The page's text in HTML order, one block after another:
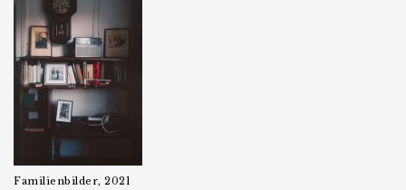
Familienbilder, 2021